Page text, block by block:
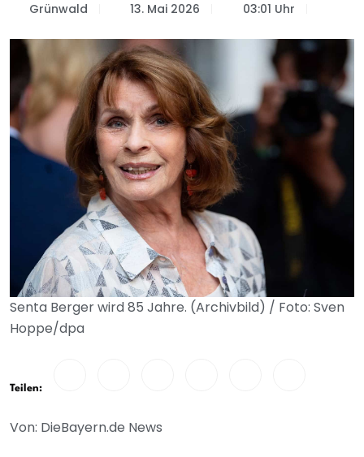
Grünwald 13. Mai 2026 03:01 Uhr
Senta Berger wird 85 Jahre. (Archivbild) / Foto: Sven
Hoppe/dpa
Teilen:
Von: DieBayern.de News